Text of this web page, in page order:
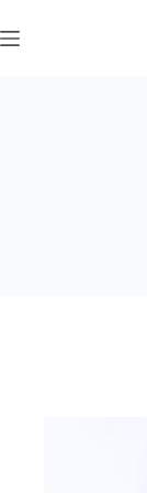
au
contenu